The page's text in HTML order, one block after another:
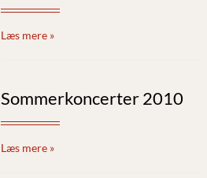
Læs mere »
Sommerkoncerter 2010
Læs mere »